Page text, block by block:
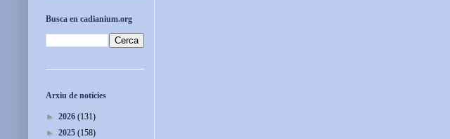
Busca en cadianium.org
Arxiu de notícies
► 2026 (131)
► 2025 (158)